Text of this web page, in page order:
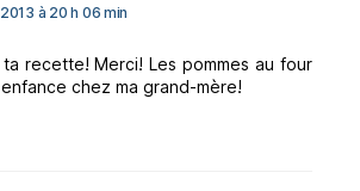
à 20 h 06 min
recette! Merci! Les pommes au four
chez ma grand-mère!